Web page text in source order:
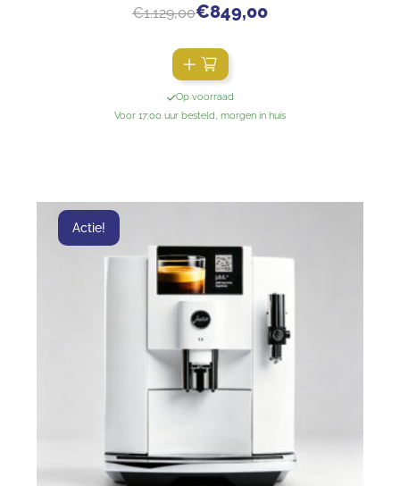
€1.129,00€849,00
Op voorraad
Voor 17:00 uur besteld, morgen in huis
Actie!